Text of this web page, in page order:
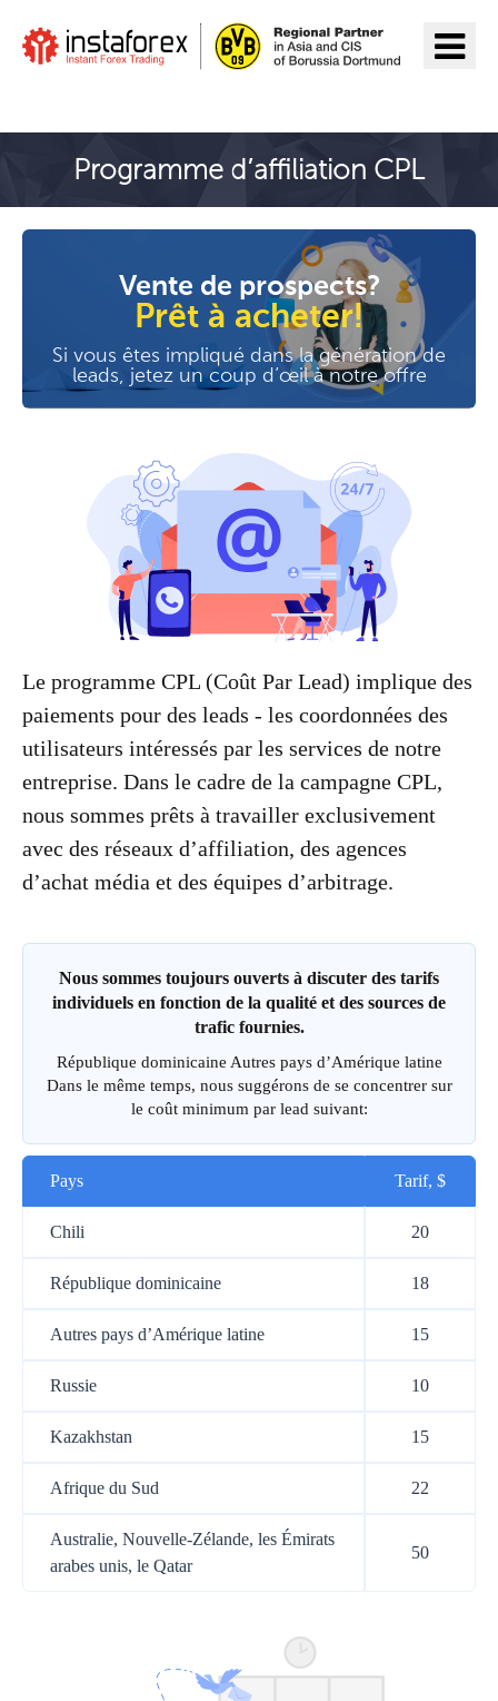
Programme d’affiliation CPL
Vente de prospects?
Prêt à acheter!
Si vous êtes impliqué dans la génération de
leads, jetez un coup d’œil à notre offre
Le programme CPL (Coût Par Lead) implique des
paiements pour des leads - les coordonnées des
utilisateurs intéressés par les services de notre
entreprise. Dans le cadre de la campagne CPL,
nous sommes prêts à travailler exclusivement
avec des réseaux d’affiliation, des agences
d’achat média et des équipes d’arbitrage.
Nous sommes toujours ouverts à discuter des tarifs
individuels en fonction de la qualité et des sources de
trafic fournies.
République dominicaine Autres pays d’Amérique latine
Dans le même temps, nous suggérons de se concentrer sur
le coût minimum par lead suivant:
Pays Tarif, $
Chili 20
République dominicaine 18
Autres pays d’Amérique latine 15
Russie 10
Kazakhstan 15
Afrique du Sud 22
Australie, Nouvelle-Zélande, les Émirats
arabes unis, le Qatar
50